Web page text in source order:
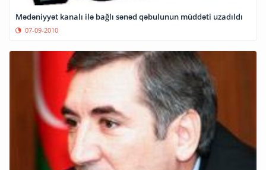
Mədəniyyət kanalı ilə bağlı sənəd qəbulunun müddəti uzadıldı
07-09-2010